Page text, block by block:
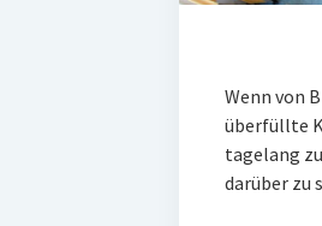
Wenn von
überfüllte
tagelang
darüber zu